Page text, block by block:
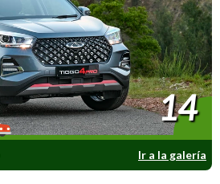
Ir a la galería
14